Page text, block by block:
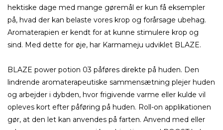
hektiske dage med mange gøremål er kun få eksempler
på, hvad der kan belaste vores krop og forårsage ubehag.
Aromaterapien er kendt for at kunne stimulere krop og
sind. Med dette for øje, har Karmameju udviklet BLAZE.
BLAZE power potion 03 påføres direkte på huden. Den
lindrende aromaterapeutiske sammensætning plejer huden
og arbejder i dybden, hvor frigivende varme eller kulde vil
opleves kort efter påføring på huden. Roll-on applikationen
gør, at den let kan anvendes på farten. Anvend med eller